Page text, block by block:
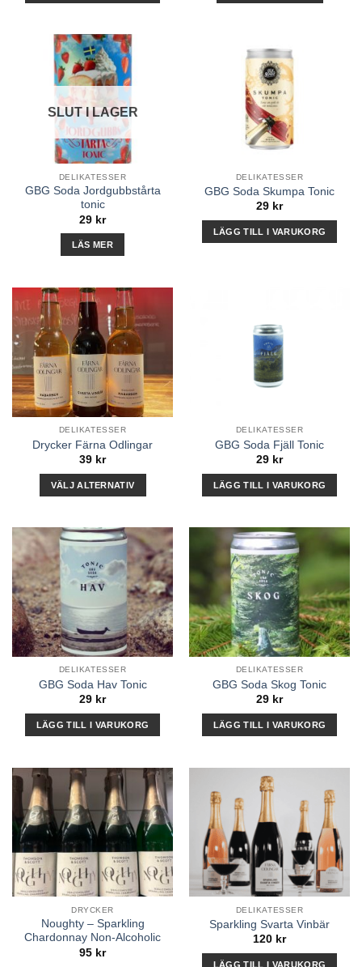
har
flera
varianter.
De
olika
alternativen
väljas
på
SLUT I LAGER
DELIKATESSER
GBG Soda Jordgubbstårta
tonic
29 kr
LÄS MER
DELIKATESSER
GBG Soda Skumpa Tonic
29 kr
LÄGG TILL I VARUKORG
DELIKATESSER
Drycker Färna Odlingar
39 kr
VÄLJ ALTERNATIV
produkten
har
flera
varianter.
De
olika
alternativen
kan
väljas
på
DELIKATESSER
GBG Soda Fjäll Tonic
29 kr
LÄGG TILL I VARUKORG
DELIKATESSER
GBG Soda Hav Tonic
29 kr
LÄGG TILL I VARUKORG
DELIKATESSER
GBG Soda Skog Tonic
29 kr
LÄGG TILL I VARUKORG
DRYCKER
Noughty – Sparkling
Chardonnay Non-Alcoholic
95 kr
DELIKATESSER
Sparkling Svarta Vinbär
120 kr
LÄGG TILL I VARUKORG